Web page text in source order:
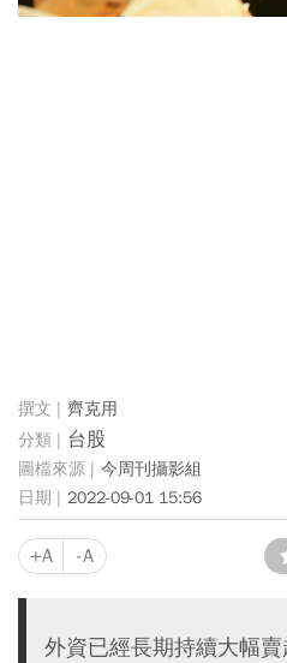
齊克用
台股
今周刊攝影組
2022-09-01 15:56
+A -A
外資已經長期持續大幅